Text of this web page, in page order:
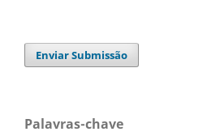
Enviar Submissão
Palavras-chave